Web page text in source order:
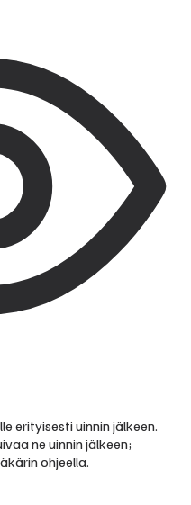
erityisesti uinnin jälkeen.
ne uinnin jälkeen;
ohjeella.